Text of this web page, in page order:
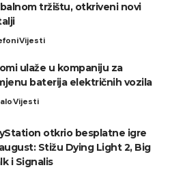
tržištu, otkriveni novi
Vijesti
ulaže u kompaniju za
baterija električnih vozila
Vijesti
otkrio besplatne igre
Stižu Dying Light 2, Big
i Signalis